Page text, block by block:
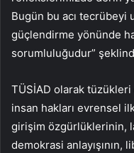
Bugün bu acı tecrübeyi
güçlendirme yönünde
sorumluluğudur”
TÜSİAD olarak tüzükleri
insan hakları evrensel
girişim özgürlüklerinin,
demokrasi